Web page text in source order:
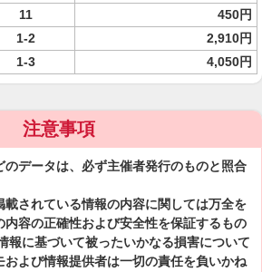
11
450円
1-2
2,910円
1-3 4,050円
注意事項
データは、必ず主催者発行のものと照合
されている情報の内容に関しては万全を
容の正確性および安全性を保証するもの
報に基づいて被ったいかなる損害について
および情報提供者は一切の責任を負いかね